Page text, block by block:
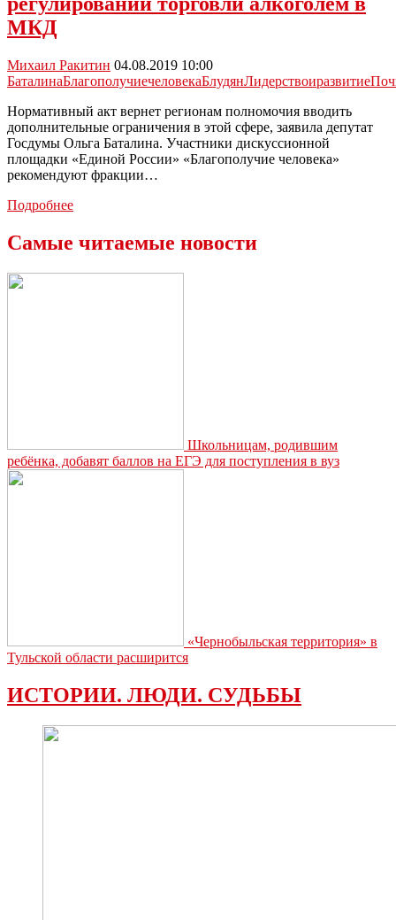
МКД
Михаил Ракитин 04.08.2019 10:00
БаталинаБлагополучиечеловекаБлудянЛидерствоиразвитие
Нормативный акт вернет регионам полномочия вводить
дополнительные ограничения в этой сфере, заявила депутат
Госдумы Ольга Баталина. Участники дискуссионной
площадки «Единой России» «Благополучие человека»
рекомендуют фракции…
ПодробнееВ
обсуждают
Самые читаемые новости
Школьницам, родившим
ребёнка, добавят баллов на ЕГЭ для поступления в вуз
«Чернобыльская территория» в
Тульской области расширится
ИСТОРИИ. ЛЮДИ. СУДЬБЫ